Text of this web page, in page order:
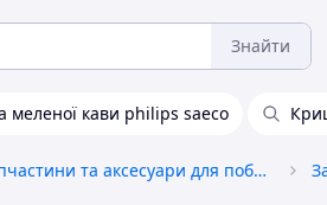
Знайти
меленої кави philips saeco
Запчастини та аксесуари для побутової техніки